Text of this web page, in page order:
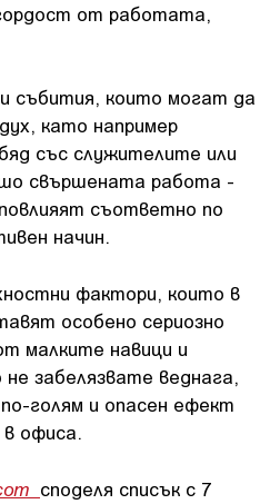
от работата,
събития, които могат да
като например
със служителите или
свършената работа -
съответно по
начин.
фактори, които в
особено сериозно
малките навици и
забелязвате веднага,
голям и опасен ефект
офиса.
споделя списък с 7